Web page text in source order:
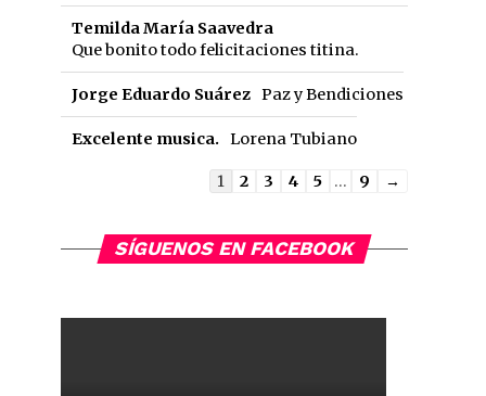
Temilda María Saavedra
Que bonito todo felicitaciones titina.
Jorge Eduardo Suárez Paz y Bendiciones
Excelente musica. Lorena Tubiano
Guestbook
1 2 3 4 5 ... 9 →
SÍGUENOS EN FACEBOOK